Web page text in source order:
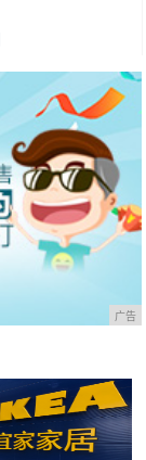
广告